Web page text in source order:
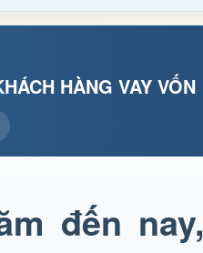
HÀNG VAY VỐN
đến